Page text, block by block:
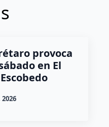
provoca
en El